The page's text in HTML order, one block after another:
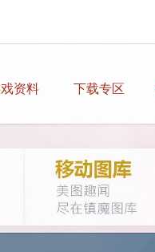
资料 下载专区
早晚也会在封印等你们。